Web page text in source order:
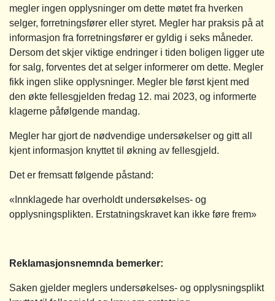
megler ingen opplysninger om dette møtet fra hverken
selger, forretningsfører eller styret. Megler har praksis på at
informasjon fra forretningsfører er gyldig i seks måneder.
Dersom det skjer viktige endringer i tiden boligen ligger ute
for salg, forventes det at selger informerer om dette. Megler
fikk ingen slike opplysninger. Megler ble først kjent med
den økte fellesgjelden fredag 12. mai 2023, og informerte
klagerne påfølgende mandag.
Megler har gjort de nødvendige undersøkelser og gitt all
kjent informasjon knyttet til økning av fellesgjeld.
Det er fremsatt følgende påstand:
«Innklagede har overholdt undersøkelses- og
opplysningsplikten. Erstatningskravet kan ikke føre frem»
Reklamasjonsnemnda bemerker:
Saken gjelder meglers undersøkelses- og opplysningsplikt